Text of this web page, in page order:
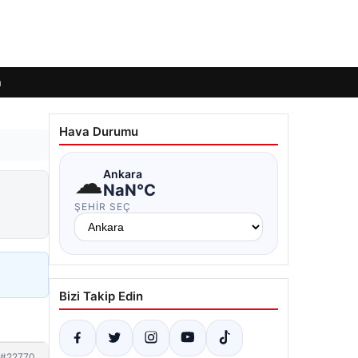
Hava Durumu
☁Ankara
NaN°C
ŞEHIR SEÇ
Bizi Takip Edin